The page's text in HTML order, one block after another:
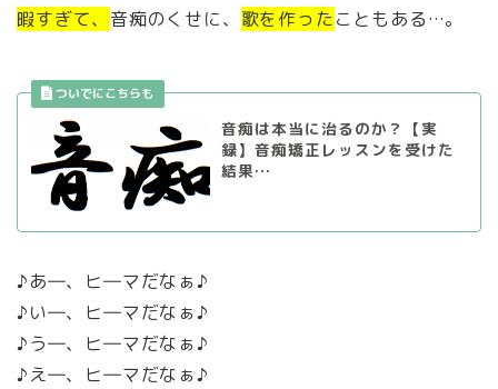
暇すぎて、 音痴のくせに、 歌を作ったこともある…。
音痴は本当に治るのか？【実
録】音痴矯正レッスンを受けた
結果…
♪あ―、ヒ―マだなぁ♪
♪い―、ヒ―マだなぁ♪
♪う―、ヒ―マだなぁ♪
♪え―、ヒ―マだなぁ♪